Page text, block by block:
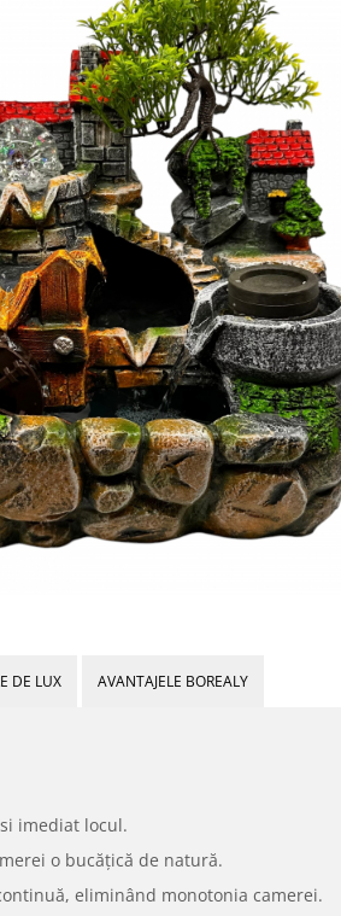
DE LUX AVANTAJELE BOREALY
imediat locul.
o bucățică de natură.
eliminând monotonia camerei.